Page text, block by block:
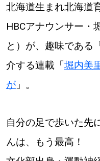
道北
道南
KEYWORD キーワード
北海道生まれ北海道
HBCアナウンサー・
と）が、趣味である
介する連載「堀内美
が」。
自分の足で歩いた先
んは、もう最高！